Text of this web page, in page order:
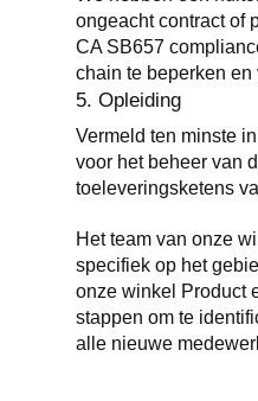
ongeacht contract of
CA SB657
chain te beperken
5. Opleiding
Vermeld ten minste
voor het beheer van
toeleveringsketens
Het team van onze
specifiek op het
onze winkel Product
stappen om te
alle nieuwe